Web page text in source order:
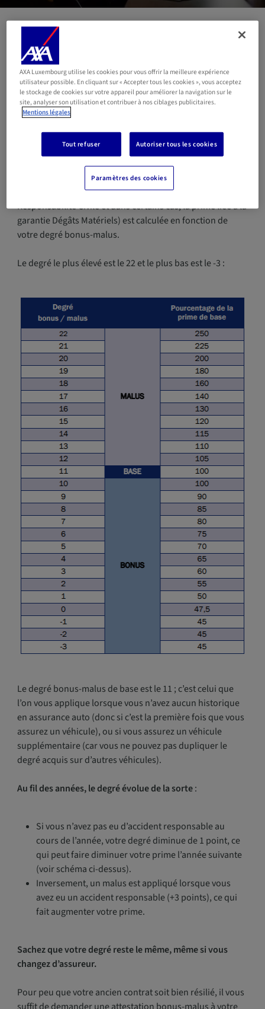
Comment fonctionne
l'échelle bonus-malus en
assurance auto ?
En assurance auto, l’échelle bonus-malus a pour vocation
de récompenser les bons comportements automobiles et
de sanctionner les mauvais.
Une partie de votre prime (la prime liée à la garantie
Responsabilité Civile et dans certains cas, la prime liée à la
garantie Dégâts Matériels) est calculée en fonction de
votre degré bonus-malus.
Le degré le plus élevé est le 22 et le plus bas est le -3 :
Le degré bonus-malus de base est le 11 ; c’est celui que
l’on vous applique lorsque vous n’avez aucun historique
en assurance auto (donc si c’est la première fois que vous
assurez un véhicule), ou si vous assurez un véhicule
supplémentaire (car vous ne pouvez pas dupliquer le
degré acquis sur d’autres véhicules).
Au fil des années, le degré évolue de la sorte:
Si vous n’avez pas eu d’accident responsable au
cours de l’année, votre degré diminue de 1 point, ce
qui peut faire diminuer votre prime l’année suivante
(voir schéma ci-dessus).
Inversement, un malus est appliqué lorsque vous
avez eu un accident responsable (+3 points), ce qui
fait augmenter votre prime.
Sachez que votre degré reste le même, même si vous
changez d’assureur.
Pour peu que votre ancien contrat soit bien résilié, il vous
suffit de demander une attestation bonus-malus à votre
AXA Luxembourg utilise les cookies pour vous offrir la meilleure expérience
utilisateur possible. En cliquant sur « Accepter tous les cookies », vous acceptez
le stockage de cookies sur votre appareil pour améliorer la navigation sur le
site, analyser son utilisation et contribuer à nos ciblages publicitaires.
Mentions légales
Tout refuser Autoriser tous les cookies
Paramètres des cookies